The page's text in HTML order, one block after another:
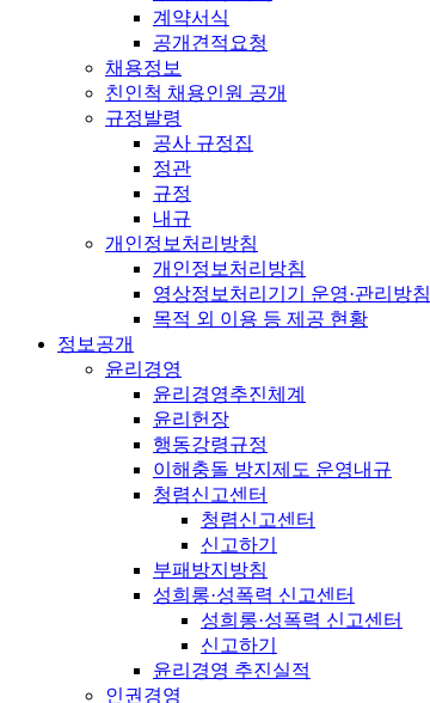
계약서식
공개견적요청
채용정보
친인척 채용인원 공개
규정발령
공사 규정집
정관
규정
내규
개인정보처리방침
개인정보처리방침
영상정보처리기기 운영·관리방침
목적 외 이용 등 제공 현황
정보공개
윤리경영
윤리경영추진체계
윤리헌장
행동강령규정
이해충돌 방지제도 운영내규
청렴신고센터
청렴신고센터
신고하기
부패방지방침
성희롱·성폭력 신고센터
성희롱·성폭력 신고센터
신고하기
윤리경영 추진실적
인권경영